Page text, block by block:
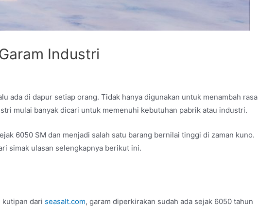
Industri
ada di dapur setiap orang. Tidak hanya digunakan untuk menambah rasa
mulai banyak dicari untuk memenuhi kebutuhan pabrik atau industri.
6050 SM dan menjadi salah satu barang bernilai tinggi di zaman kuno.
simak ulasan selengkapnya berikut ini.
kutipan dari seasalt.com, garam diperkirakan sudah ada sejak 6050 tahun